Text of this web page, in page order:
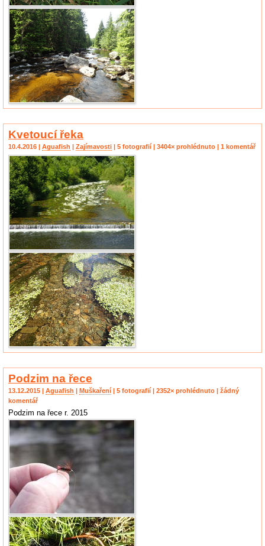
Kvetoucí řeka
10.4.2016 | Aguafish | Zajímavosti | 5 fotografií | 3404× prohlédnuto | 1 komentář
Podzim na řece
13.12.2015 | Aguafish | Muškaření | 5 fotografií | 2352× prohlédnuto | žádný
komentář
Podzim na řece r. 2015